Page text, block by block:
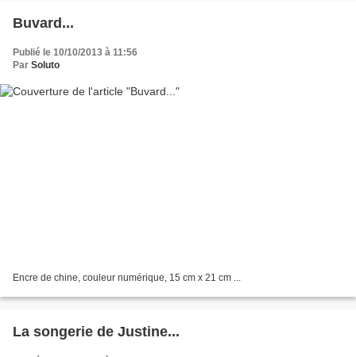
Buvard...
Publié le 10/10/2013 à 11:56
Par Soluto
Encre de chine, couleur numérique, 15 cm x 21 cm ...
La songerie de Justine...